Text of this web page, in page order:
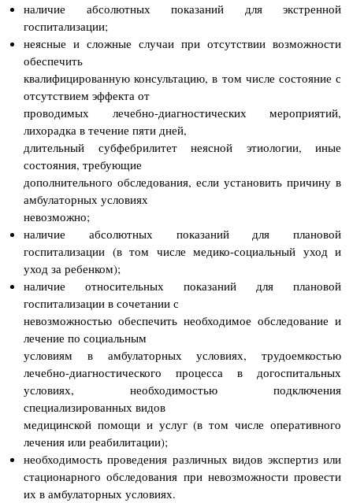
наличие абсолютных показаний для экстренной
госпитализации;
неясные и сложные случаи при отсутствии возможности
обеспечить
квалифицированную консультацию, в том числе состояние с
отсутствием эффекта от
проводимых лечебно-диагностических мероприятий,
лихорадка в течение пяти дней,
длительный субфебрилитет неясной этиологии, иные
состояния, требующие
дополнительного обследования, если установить причину в
амбулаторных условиях
невозможно;
наличие абсолютных показаний для плановой
госпитализации (в том числе медико-социальный уход и
уход за ребенком);
наличие относительных показаний для плановой
госпитализации в сочетании с
невозможностью обеспечить необходимое обследование и
лечение по социальным
условиям в амбулаторных условиях, трудоемкостью
лечебно-диагностического процесса в догоспитальных
условиях, необходимостью подключения
специализированных видов
медицинской помощи и услуг (в том числе оперативного
лечения или реабилитации);
необходимость проведения различных видов экспертиз или
стационарного обследования при невозможности провести
их в амбулаторных условиях.